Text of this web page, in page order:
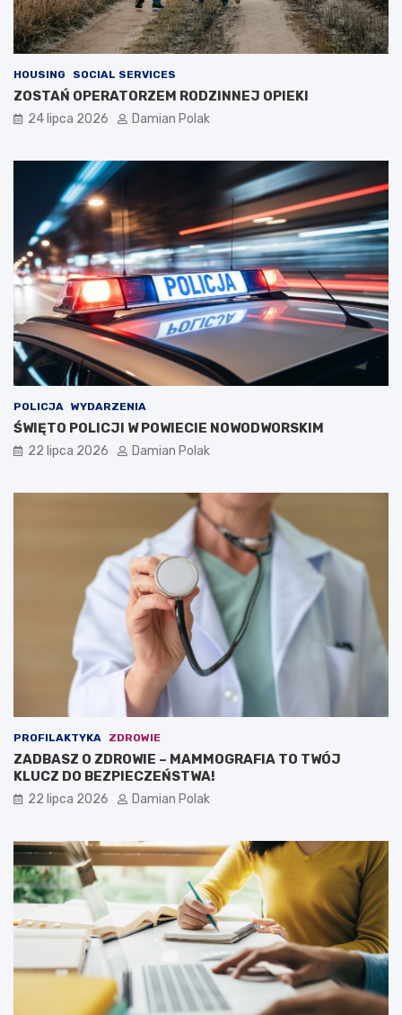
HOUSING SOCIAL SERVICES
ZOSTAŃ OPERATORZEM RODZINNEJ OPIEKI
24 lipca 2026 Damian Polak
POLICJA WYDARZENIA
ŚWIĘTO POLICJI W POWIECIE NOWODWORSKIM
22 lipca 2026 Damian Polak
PROFILAKTYKA ZDROWIE
ZADBASZ O ZDROWIE – MAMMOGRAFIA TO TWÓJ
KLUCZ DO BEZPIECZEŃSTWA!
22 lipca 2026 Damian Polak